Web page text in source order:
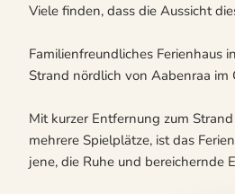
Viele finden, dass die Aussicht
Familienfreundliches Ferienhaus
Strand nördlich von Aabenraa im
Mit kurzer Entfernung zum
mehrere Spielplätze, ist das
jene, die Ruhe und bereichernde